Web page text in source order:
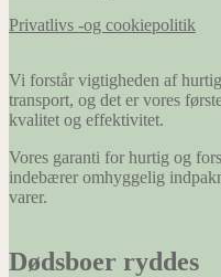
Privatlivs -og cookiepolitik
Vi forstår vigtigheden af
transport, og det er vores
kvalitet og effektivitet.
Vores garanti for hurtig og
indebærer omhyggelig
varer.
Dødsboer ryddes